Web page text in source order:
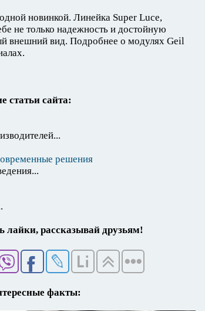
новинкой. Линейка Super Luce,
не только надежность и достойную
внешний вид. Подробнее о модулях Geil
статьи сайта:
решения
лайки, рассказывай друзьям!
факты: